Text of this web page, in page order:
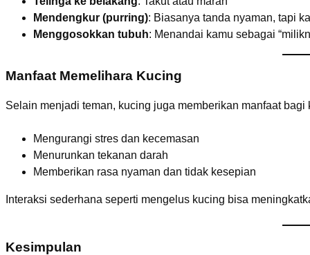
Mendengkur (purring): Biasanya tanda nyaman, tapi
Menggosokkan tubuh: Menandai kamu sebagai
Manfaat Memelihara Kucing
Selain menjadi teman, kucing juga memberikan manfaat bagi
Mengurangi stres dan kecemasan
Menurunkan tekanan darah
Memberikan rasa nyaman dan tidak kesepian
Interaksi sederhana seperti mengelus kucing bisa
Kesimpulan